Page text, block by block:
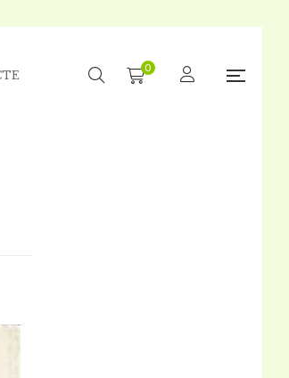
0